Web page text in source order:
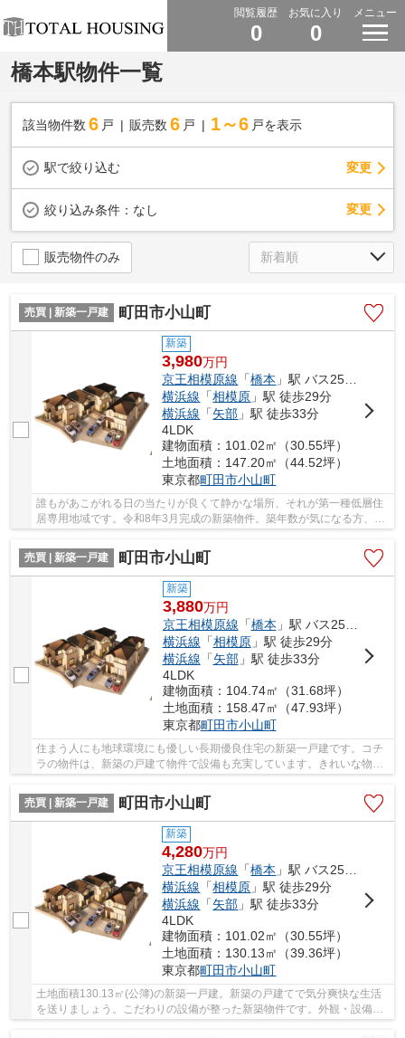
閲覧履歴
0
お気に入り
0
メニュー
橋本駅物件一覧
該当物件数 6 戸 販売数 6 戸 1～6 戸を表示
駅で絞り込む 変更
絞り込み条件： なし 変更
販売物件のみ
売買 | 新築一戸建 町田市小山町
新築
3,980万円
京王相模原線 「橋本 」駅 バス25分 「馬場十字路」 停歩4分
横浜線 「相模原 」駅 徒歩29分
横浜線 「矢部 」駅 徒歩33分
4LDK
建物面積：101.02㎡（30.55坪）
土地面積：147.20㎡（44.52坪）
東京都町田市小山町
誰もがあこがれる日の当たりが良くて静かな場所、それが第一種低層住
居専用地域です。令和8年3月完成の新築物件。築年数が気になる方、コ
売買 | 新築一戸建
町田市小山町
新築
3,880万円
京王相模原線 「橋本 」駅 バス25分 「馬場十字路」 停歩4分
横浜線 「相模原」駅 徒歩29分
横浜線 「矢部」駅 徒歩33分
4LDK
建物面積：104.74㎡（31.68坪）
土地面積：158.47㎡（47.93坪）
東京都町田市小山町
住まう人にも地球環境にも優しい長期優良住宅の新築一戸建です。コチ
ラの物件は、新築の戸建て物件で設備も充実しています。きれいな物件
売買 | 新築一戸建
町田市小山町
新築
4,280万円
京王相模原線 「橋本 」駅 バス25分 「馬場十字路」 停歩4分
横浜線 「相模原 」駅 徒歩29分
横浜線 「矢部 」駅 徒歩33分
4LDK
建物面積：101.02㎡（30.55坪）
土地面積：130.13㎡（39.36坪）
東京都町田市小山町
土地面積130.13㎡(公簿)の新築一戸建。新築の戸建てで気分爽快な生活
を送りましょう。こだわりの設備が整った新築物件です。外観・設備と